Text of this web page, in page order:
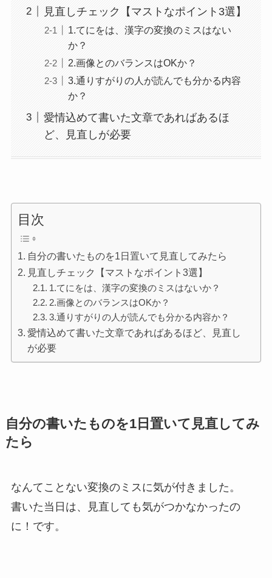
見直しチェック【マストなポイント3選】
1.てにをは、漢字の変換のミスはない
か？
2.画像とのバランスはOKか？
3.通りすがりの人が読んでも分かる内容
か？
愛情込めて書いた文章であればあるほ
ど、見直しが必要
目次
自分の書いたものを1日置いて見直してみたら
見直しチェック【マストなポイント3選】
1.てにをは、漢字の変換のミスはないか？
2.画像とのバランスはOKか？
3.通りすがりの人が読んでも分かる内容か？
愛情込めて書いた文章であればあるほど、見直し
が必要
自分の書いたものを1日置いて見直してみ
たら
なんてことない変換のミスに気が付きました。
書いた当日は、見直しても気がつかなかったの
に！です。